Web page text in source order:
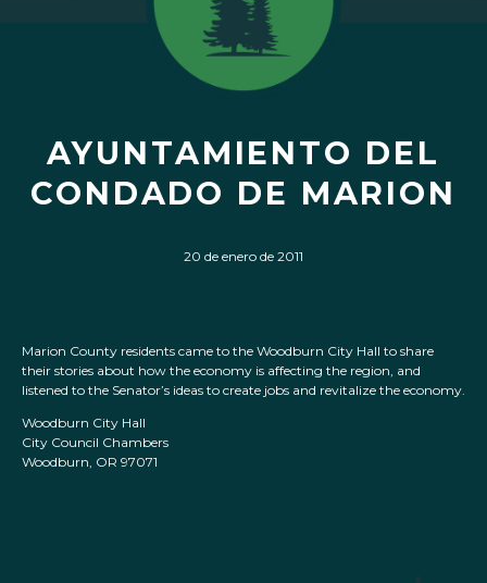
AYUNTAMIENTO DEL
CONDADO DE MARION
20 de enero de 2011
Marion County residents came to the Woodburn City Hall to share
their stories about how the economy is affecting the region, and
listened to the Senator’s ideas to create jobs and revitalize the economy.
Woodburn City Hall
City Council Chambers
Woodburn, OR 97071